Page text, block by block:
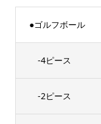
●ゴルフボール
-4ピース
-2ピース